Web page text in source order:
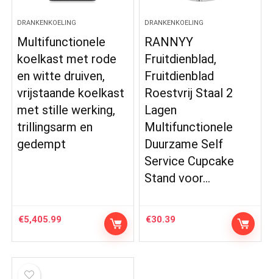
DRANKENKOELING
Multifunctionele
koelkast met rode
en witte druiven,
vrijstaande koelkast
met stille werking,
trillingsarm en
gedempt
€5,405.99
DRANKENKOELING
RANNYY
Fruitdienblad,
Fruitdienblad
Roestvrij Staal 2
Lagen
Multifunctionele
Duurzame Self
Service Cupcake
Stand voor…
€30.39